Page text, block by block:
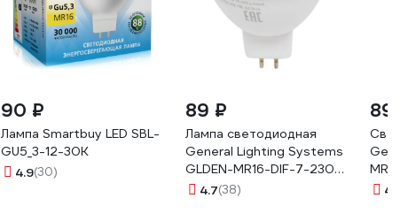
90 ₽
Лампа Smartbuy LED SBL-
GU5_3-12-30K
4.9(30)
89 ₽
Лампа светодиодная
General Lighting Systems
GLDEN-MR16-DIF-7-230-
GU5.3-2700 661594
4.7(38)
89 ₽
MR16-
4.5